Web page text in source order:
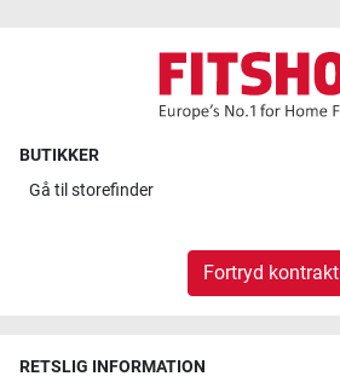
BUTIKKER
Gå til storefinder
Fortryd kontrakt
RETSLIG INFORMATION